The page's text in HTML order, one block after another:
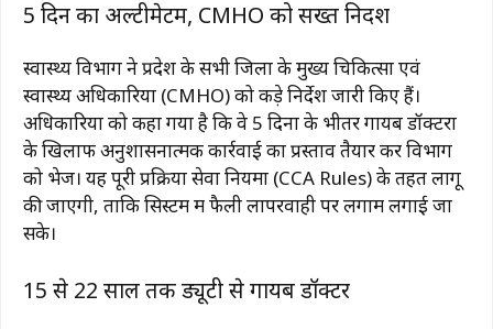
5 दिन का अल्टीमेटम, CMHO को सख्त निर्देश
स्वास्थ्य विभाग ने प्रदेश के सभी जिलों के मुख्य चिकित्सा एवं
स्वास्थ्य अधिकारियों (CMHO) को कड़े निर्देश जारी किए हैं।
अधिकारियों को कहा गया है कि वे 5 दिनों के भीतर गायब डॉक्टरों
के खिलाफ अनुशासनात्मक कार्रवाई का प्रस्ताव तैयार कर विभाग
को भेजें। यह पूरी प्रक्रिया सेवा नियमों (CCA Rules) के तहत लागू
की जाएगी, ताकि सिस्टम में फैली लापरवाही पर लगाम लगाई जा
सके।
15 से 22 साल तक ड्यूटी से गायब डॉक्टर